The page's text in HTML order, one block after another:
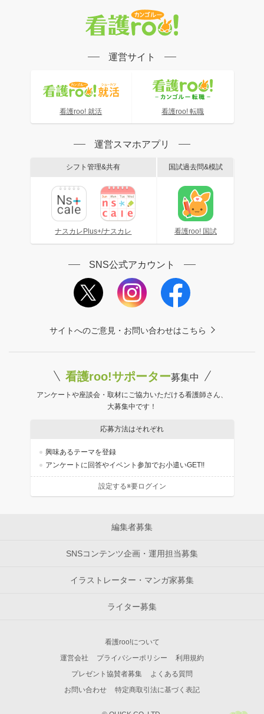
運営サイト
看護roo! 就活 看護roo! 転職
運営スマホアプリ
シフト管理&共有
ナスカレPlus+/ナスカレ
国試過去問&模試
看護roo! 国試
SNS公式アカウント
サイトへのご意見・お問い合わせはこちら
看護roo!サポーター募集中
アンケートや座談会・取材にご協力いただける看護師さん、
大募集中です！
応募方法はそれぞれ
興味あるテーマを登録
アンケートに回答やイベント参加でお小遣いGET!!
設定する※要ログイン
編集者募集
SNSコンテンツ企画・運用担当募集
イラストレーター・マンガ家募集
ライター募集
看護roo!について
運営会社
プライバシーポリシー
利用規約
プレゼント協賛者募集
よくある質問
お問い合わせ
特定商取引法に基づく表記